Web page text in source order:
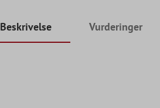
Beskrivelse Vurderinger